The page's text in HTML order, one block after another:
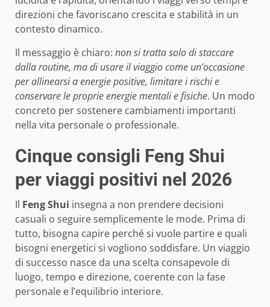
direzioni che favoriscano crescita e stabilità in un
contesto dinamico.
Il messaggio è chiaro: non si tratta solo di staccare
dalla routine, ma di usare il viaggio come un’occasione
per allinearsi a energie positive, limitare i rischi e
conservare le proprie energie mentali e fisiche. Un modo
concreto per sostenere cambiamenti importanti
nella vita personale o professionale.
Cinque consigli Feng Shui
per viaggi positivi nel 2026
Il Feng Shui insegna a non prendere decisioni
casuali o seguire semplicemente le mode. Prima di
tutto, bisogna capire perché si vuole partire e quali
bisogni energetici si vogliono soddisfare. Un viaggio
di successo nasce da una scelta consapevole di
luogo, tempo e direzione, coerente con la fase
personale e l’equilibrio interiore.